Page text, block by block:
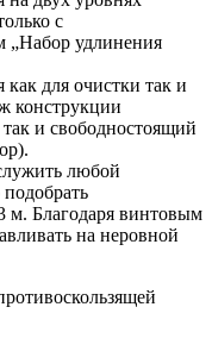
с
„Набор удлинения
для очистки так и
конструкции
и свободностоящий
любой
м. Благодаря винтовым
на неровной